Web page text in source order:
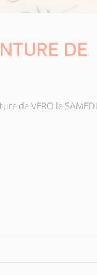
DE
de VERO le